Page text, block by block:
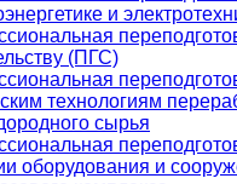
и
(ПГС)
технологиям
сырья
оборудования и